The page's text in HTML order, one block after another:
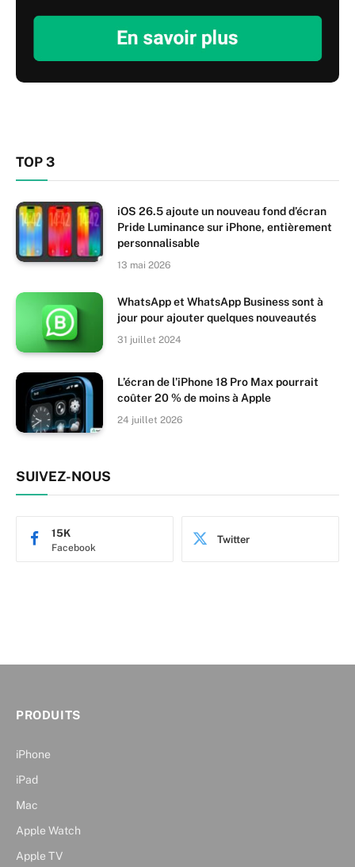
TOP 3
iOS 26.5 ajoute un nouveau fond d’écran
Pride Luminance sur iPhone, entièrement
personnalisable
13 mai 2026
WhatsApp et WhatsApp Business sont à
jour pour ajouter quelques nouveautés
31 juillet 2024
L’écran de l’iPhone 18 Pro Max pourrait
coûter 20 % de moins à Apple
24 juillet 2026
SUIVEZ-NOUS
Facebook
15K Twitter
PRODUITS
iPhone
iPad
Mac
Apple Watch
Apple TV